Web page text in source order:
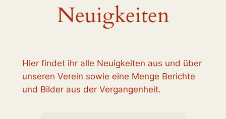
Neuigkeiten
Hier findet ihr alle Neuigkeiten aus und über
unseren Verein sowie eine Menge Berichte
und Bilder aus der Vergangenheit.